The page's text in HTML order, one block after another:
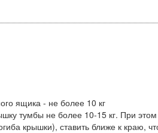
ящика - не более 10 кг
тумбы не более 10-15 кг. При
крышки), ставить ближе к краю,